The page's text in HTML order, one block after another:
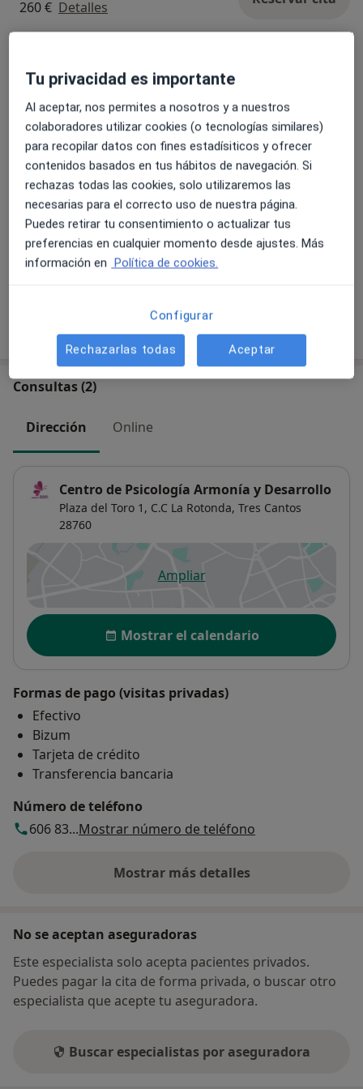
260 € Detalles
70 € Detalles
Consulta psicológica a adolescentes
70 € Detalles Reservar cita
Terapia individual , de pareja y
familia en gestión emocional en
diabetes
360 € Detalles
Reservar cita
¿Cómo funcionan los precios?
Consultas (2)
Dirección Online
Centro de Psicología Armonía y Desarrollo
Plaza del Toro 1, C.C La Rotonda, Tres Cantos
28760
Ampliarse abre en una nueva
Disponibilidad
Mostrar el calendario
Formas de pago (visitas privadas)
Efectivo
Bizum
Tarjeta de crédito
Transferencia bancaria
Número de teléfono
606 83...Mostrar número de teléfono
Mostrar más detalles
sobre la dirección
No se aceptan aseguradoras
Este especialista solo acepta pacientes privados.
Puedes pagar la cita de forma privada, o buscar otro
especialista que acepte tu aseguradora.
Buscar especialistas por aseguradora
Tu privacidad es importante
Al aceptar, nos permites a nosotros y a nuestros
colaboradores utilizar cookies (o tecnologías similares)
para recopilar datos con fines estadísiticos y ofrecer
contenidos basados en tus hábitos de navegación. Si
rechazas todas las cookies, solo utilizaremos las
necesarias para el correcto uso de nuestra página.
Puedes retirar tu consentimiento o actualizar tus
preferencias en cualquier momento desde ajustes. Más
información en Política de cookies.
Configurar
Rechazarlas todas Aceptar